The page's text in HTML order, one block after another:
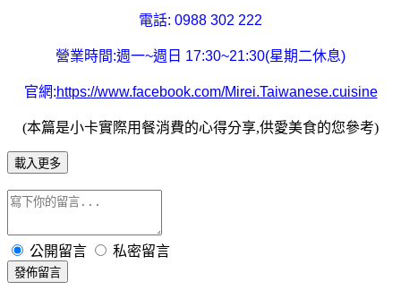
電話: 0988 302 222
營業時間:週一~週日 17:30~21:30(星期二休息)
官網:https://www.facebook.com/Mirei.Taiwanese.cuisine
(本篇是小卡實際用餐消費的心得分享,供愛美食的您參考)
載入更多
公開留言 私密留言
發佈留言